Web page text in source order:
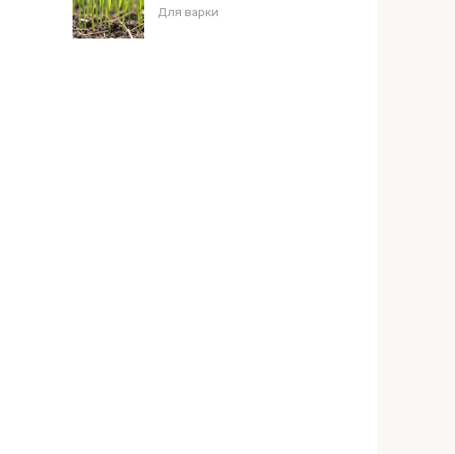
Для варки